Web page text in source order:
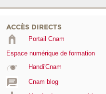
ACCÈS DIRECTS
Portail Cnam
Espace numérique de formation
Handi'Cnam
Cnam blog